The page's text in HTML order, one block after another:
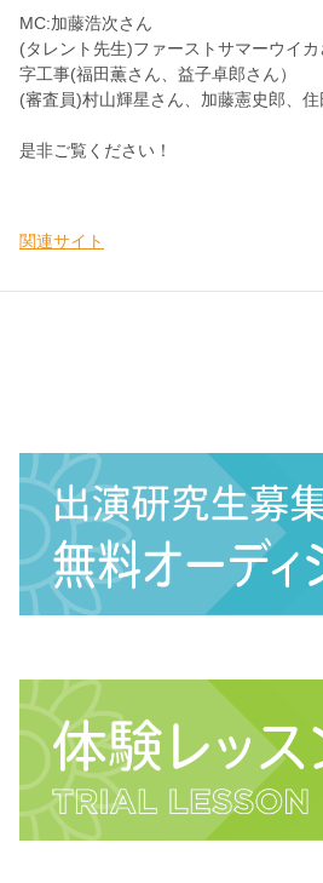
MC:加藤浩次さん
(タレント先生)ファーストサマーウイ
字工事(福田薫さん、益子卓郎さん）
(審査員)村山輝星さん、加藤憲史郎、
是非ご覧ください！
関連サイト